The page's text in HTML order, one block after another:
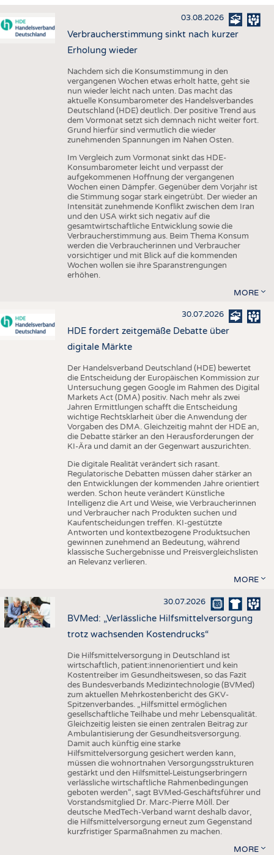
HAUS- UND HEIMTEXTILIEN
BEKLEIDUNG
AUSSCHREIBUNGEN
DTV AUSSCHREIBUNGSDIENST
STATISTICS
ADRESSEN & LINKS
PUBLIKATIONEN
TERMINE
BRANCHENTERMINE
03.08.2026
Verbraucherstimmung sinkt nach kurzer
Erholung wieder
Nachdem sich die Konsumstimmung in den
vergangenen Wochen etwas erholt hatte, geht sie
nun wieder leicht nach unten. Das macht das
aktuelle Konsumbarometer des Handelsverbandes
Deutschland (HDE) deutlich. Der positive Trend aus
dem Vormonat setzt sich demnach nicht weiter fort.
Grund hierfür sind vermutlich die wieder
zunehmenden Spannungen im Nahen Osten.
Im Vergleich zum Vormonat sinkt das HDE-
Konsumbarometer leicht und verpasst der
aufgekommenen Hoffnung der vergangenen
Wochen einen Dämpfer. Gegenüber dem Vorjahr ist
die Stimmung sogar stark eingetrübt. Der wieder an
Intensität zunehmende Konflikt zwischen dem Iran
und den USA wirkt sich negativ auf die
gesamtwirtschaftliche Entwicklung sowie die
Verbraucherstimmung aus. Beim Thema Konsum
werden die Verbraucherinnen und Verbraucher
vorsichtiger und mit Blick auf die kommenden
Wochen wollen sie ihre Sparanstrengungen
erhöhen.
MORE
30.07.2026
HDE fordert zeitgemäße Debatte über
digitale Märkte
Der Handelsverband Deutschland (HDE) bewertet
die Entscheidung der Europäischen Kommission zur
Untersuchung gegen Google im Rahmen des Digital
Markets Act (DMA) positiv. Nach mehr als zwei
Jahren Ermittlungen schafft die Entscheidung
wichtige Rechtsklarheit über die Anwendung der
Vorgaben des DMA. Gleichzeitig mahnt der HDE an,
die Debatte stärker an den Herausforderungen der
KI-Ära und damit an der Gegenwart auszurichten.
Die digitale Realität verändert sich rasant.
Regulatorische Debatten müssen daher stärker an
den Entwicklungen der kommenden Jahre orientiert
werden. Schon heute verändert Künstliche
Intelligenz die Art und Weise, wie Verbraucherinnen
und Verbraucher nach Produkten suchen und
Kaufentscheidungen treffen. KI-gestützte
Antworten und kontextbezogene Produktsuchen
gewinnen zunehmend an Bedeutung, während
klassische Suchergebnisse und Preisvergleichslisten
an Relevanz verlieren.
MORE
30.07.2026
BVMed: „Verlässliche Hilfsmittelversorgung
trotz wachsenden Kostendrucks“
Die Hilfsmittelversorgung in Deutschland ist
wirtschaftlich, patient:innenorientiert und kein
Kostentreiber im Gesundheitswesen, so das Fazit
des Bundesverbands Medizintechnologie (BVMed)
zum aktuellen Mehrkostenbericht des GKV-
Spitzenverbandes. „Hilfsmittel ermöglichen
gesellschaftliche Teilhabe und mehr Lebensqualität.
Gleichzeitig leisten sie einen zentralen Beitrag zur
Ambulantisierung der Gesundheitsversorgung.
Damit auch künftig eine starke
Hilfsmittelversorgung gesichert werden kann,
müssen die wohnortnahen Versorgungsstrukturen
gestärkt und den Hilfsmittel-Leistungserbringern
verlässliche wirtschaftliche Rahmenbedingungen
geboten werden“, sagt BVMed-Geschäftsführer und
Vorstandsmitglied Dr. Marc-Pierre Möll. Der
deutsche MedTech-Verband warnt deshalb davor,
die Hilfsmittelversorgung erneut zum Gegenstand
kurzfristiger Sparmaßnahmen zu machen.
MORE